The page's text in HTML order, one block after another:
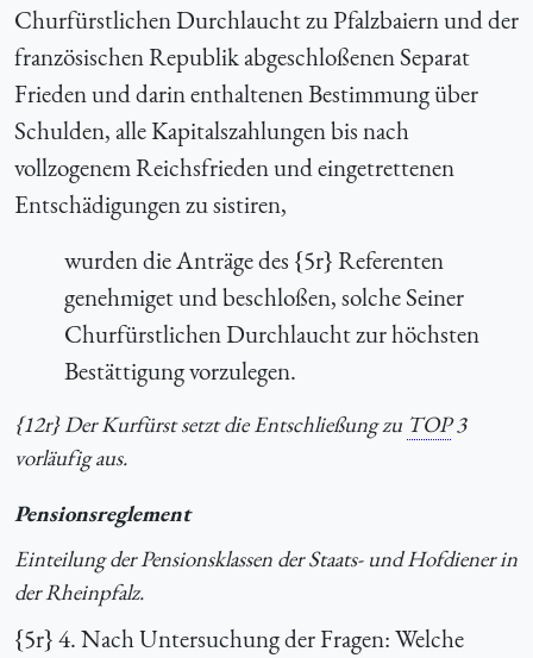
Churfürstlichen Durchlaucht zu Pfalzbaiern und der
französischen Republik abgeschloßenen Separat
Frieden und darin enthaltenen Bestimmung über
Schulden, alle Kapitalszahlungen bis nach
vollzogenem Reichsfrieden und eingetrettenen
Entschädigungen zu sistiren,
wurden die Anträge des {5r} Referenten
genehmiget und beschloßen, solche Seiner
Churfürstlichen Durchlaucht zur höchsten
Bestättigung vorzulegen.
{12r} Der Kurfürst setzt die Entschließung zu TOP3
vorläufig aus.
Pensionsreglement
Einteilung der Pensionsklassen der Staats- und Hofdiener in
der Rheinpfalz.
{5r} 4. Nach Untersuchung der Fragen: Welche